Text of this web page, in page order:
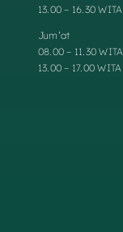
13.00 – 16.30 WITA
Jum’at
08.00 – 11.30 WITA
13.00 – 17.00 WITA